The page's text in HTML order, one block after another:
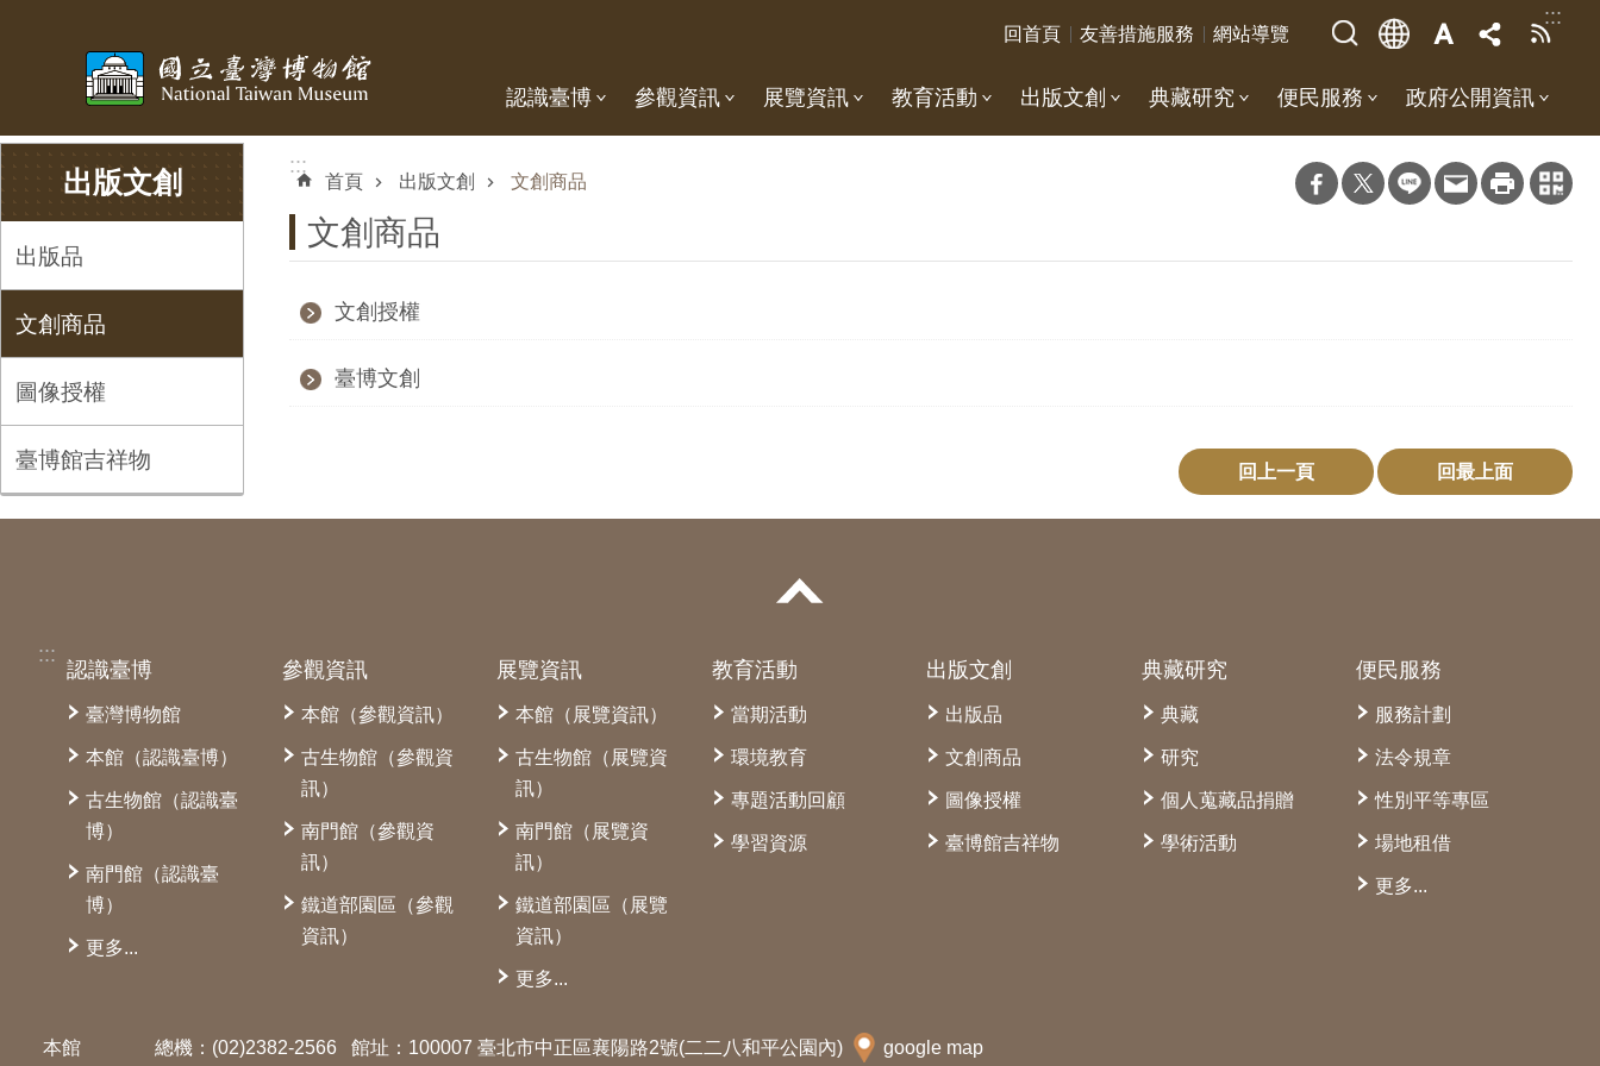
:::
回首頁 友善措施服務 網站導覽
認識臺博 參觀資訊 展覽資訊 教育活動 出版文創 典藏研究 便民服務 政府公開資訊
出版文創
出版品
文創商品
圖像授權
臺博館吉祥物
:::
首頁 出版文創 文創商品
文創商品
文創授權
臺博文創
回上一頁 回最上面
:::
認識臺博
臺灣博物館
本館（認識臺博）
古生物館（認識臺
博）
南門館（認識臺
博）
更多...
參觀資訊
本館（參觀資訊）
古生物館（參觀資
訊）
南門館（參觀資
訊）
鐵道部園區（參觀
資訊）
展覽資訊
本館（展覽資訊）
古生物館（展覽資
訊）
南門館（展覽資
訊）
鐵道部園區（展覽
資訊）
更多...
教育活動
當期活動
環境教育
專題活動回顧
學習資源
出版文創
出版品
文創商品
圖像授權
臺博館吉祥物
典藏研究
典藏
研究
個人蒐藏品捐贈
學術活動
便民服務
服務計劃
法令規章
性別平等專區
場地租借
更多...
本館 總機：(02)2382-2566 館址：100007 臺北市中正區襄陽路2號(二二八和平公園內) google map